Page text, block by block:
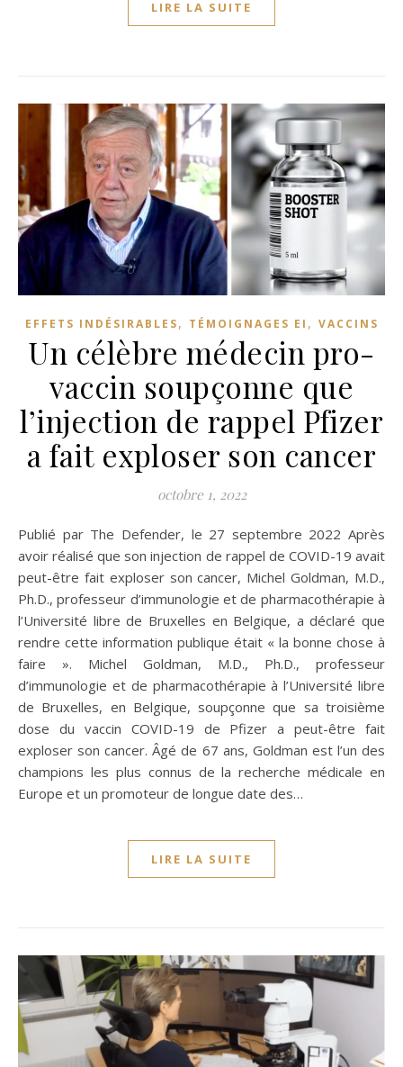
LIRE LA SUITE
EFFETS INDÉSIRABLES, TÉMOIGNAGES EI , VACCINS
Un célèbre médecin pro-
vaccin soupçonne que
l’injection de rappel Pfizer
a fait exploser son cancer
octobre 1, 2022
Publié par The Defender, le 27 septembre 2022 Après
avoir réalisé que son injection de rappel de COVID-19 avait
peut-être fait exploser son cancer, Michel Goldman, M.D.,
Ph.D., professeur d’immunologie et de pharmacothérapie à
l’Université libre de Bruxelles en Belgique, a déclaré que
rendre cette information publique était « la bonne chose à
faire ». Michel Goldman, M.D., Ph.D., professeur
d’immunologie et de pharmacothérapie à l’Université libre
de Bruxelles, en Belgique, soupçonne que sa troisième
dose du vaccin COVID-19 de Pfizer a peut-être fait
exploser son cancer. Âgé de 67 ans, Goldman est l’un des
champions les plus connus de la recherche médicale en
Europe et un promoteur de longue date des…
LIRE LA SUITE